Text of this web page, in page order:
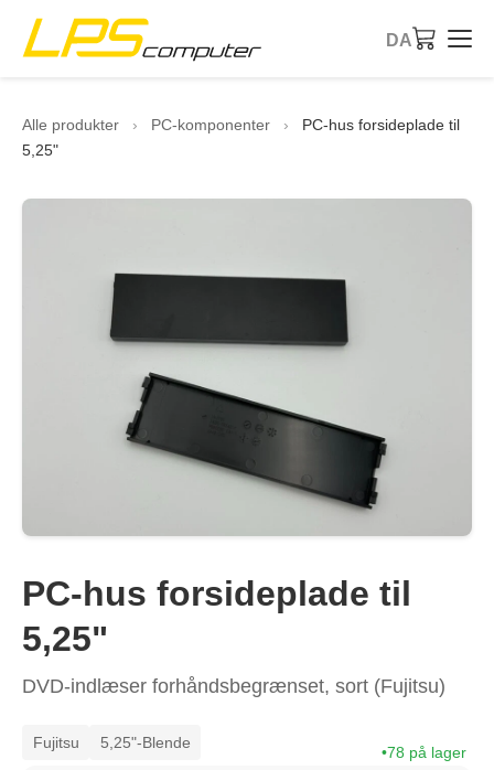
DA
Om virksomheden
Alle produkter › PC-komponenter ›
PC-hus forsideplade til
5,25"
PC-hus forsideplade til
5,25"
DVD-indlæser forhåndsbegrænset, sort (Fujitsu)
Fujitsu 5,25"-Blende
78 på lager